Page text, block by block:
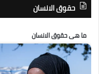
حقوق الانسان
ما هى حقوق الانسان